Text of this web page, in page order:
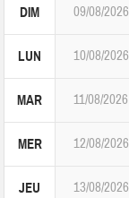
DIM 09/08/2026
LUN 10/08/2026
MAR 11/08/2026
MER 12/08/2026
JEU 13/08/2026